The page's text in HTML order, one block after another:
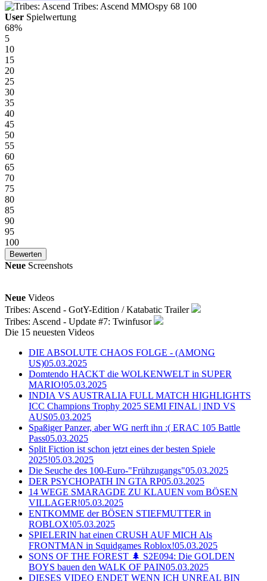
Tribes: Ascend MMOspy 68 100
User Spielwertung
68%
5
10
15
20
25
30
35
40
45
50
55
60
65
70
75
80
85
90
95
100
Neue Screenshots
Neue Videos
Tribes: Ascend - GotY-Edition / Katabatic Trailer
Tribes: Ascend - Update #7: Twinfusor
Die 15 neuesten Videos
DIE ABSOLUTE CHAOS FOLGE - (AMONG
US)05.03.2025
Domtendo HACKT die WOLKENWELT in SUPER
MARIO!05.03.2025
INDIA VS AUSTRALIA FULL MATCH HIGHLIGHTS
ICC Champions Trophy 2025 SEMI FINAL | IND VS
AUS05.03.2025
Spaßiger Panzer, aber WG nerft ihn :( ERAC 105 Battle
Pass05.03.2025
Split Fiction ist schon jetzt eines der besten Spiele
2025!05.03.2025
Die Seuche des 100-Euro-"Frühzugangs"05.03.2025
DER PSYCHOPATH IN GTA RP05.03.2025
14 WEGE SMARAGDE ZU KLAUEN vom BÖSEN
VILLAGER!05.03.2025
ENTKOMME der BÖSEN STIEFMUTTER in
ROBLOX!05.03.2025
SPIELERIN hat einen CRUSH AUF MICH Als
FRONTMAN in Squidgames Roblox!05.03.2025
SONS OF THE FOREST 🌲 S2E094: Die GOLDEN
BOYS bauen den WALK OF PAIN05.03.2025
DIESES VIDEO ENDET WENN ICH UNREAL BIN